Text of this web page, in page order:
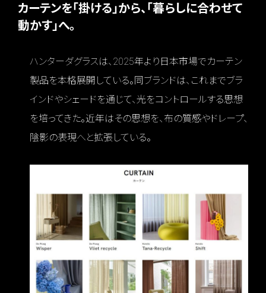
カーテンを「掛ける」から、「暮らしに合わせて
動かす」へ。
ハンターダグラスは、2025年より日本市場でカーテン
製品を本格展開している。同ブランドは、これまでブラ
インドやシェードを通じて、光をコントロールする思想
を培ってきた。近年はその思想を、布の質感やドレープ、
陰影の表現へと拡張している。